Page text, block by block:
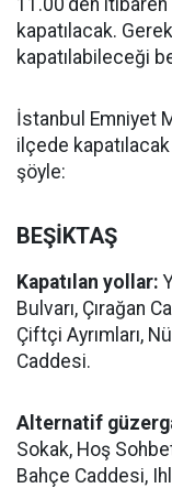
11.00'den
kapatılacak.
kapatılabileceği
İstanbul Emniyet
ilçede
şöyle:
BEŞİKTAŞ
Kapatılan yollar:
Bulvarı, Çırağan
Çiftçi Ayrımları,
Caddesi.
Alternatif
Sokak, Hoş
Bahçe Caddesi,